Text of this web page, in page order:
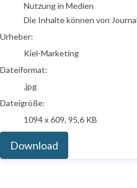
Nutzung in Medien
Die Inhalte können von
Urheber:
Kiel-Marketing
Dateiformat:
.jpg
Dateigröße:
1094 x 609, 95,6 KB
Download